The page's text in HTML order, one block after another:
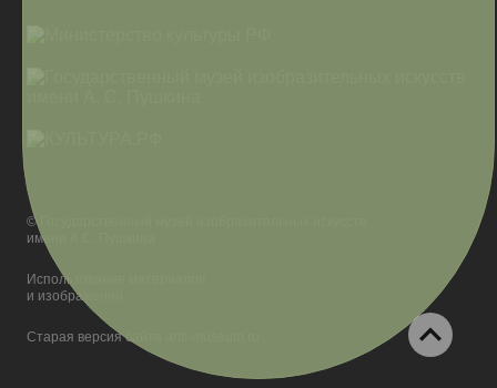
© Государственный музей изобразительных искусств
имени А.С. Пушкина
Использование материалов
и изображений
Старая версия сайта arts-museum.ru